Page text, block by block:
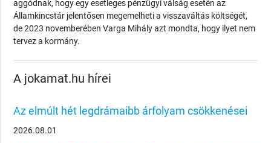
aggódnak, hogy egy esetleges pénzügyi válság esetén az
Államkincstár jelentősen megemelheti a visszaváltás költségét,
de 2023 novemberében Varga Mihály azt mondta, hogy ilyet nem
tervez a kormány.
A jokamat.hu hírei
Az elmúlt hét legdrámaibb árfolyam csökkenései
2026.08.01